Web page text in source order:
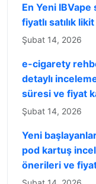
En Yeni
fiyatlı satılık
Şubat 14, 2026
e-cigarety
detaylı
süresi ve fiyat
Şubat 14, 2026
Yeni
pod kartuş
önerileri ve fiyat